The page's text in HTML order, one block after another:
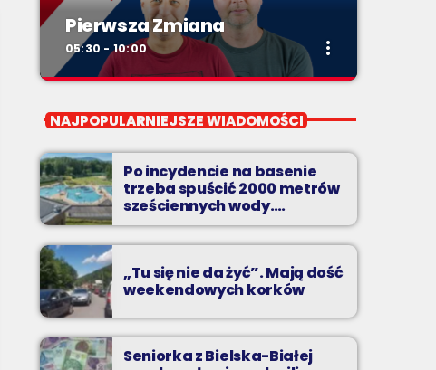
Pierwsza Zmiana
05:30 - 10:00 more_vert
Pierwsza Zmiana
Codziennie od poniedziałku do piątku od 5:30
do 10.
NAJPOPULARNIEJSZE WIADOMOŚCI
Po incydencie na basenie
trzeba spuścić 2000 metrów
sześciennych wody.
„Ogromne koszty i ogromna
praca”
„Tu się nie da żyć”. Mają dość
weekendowych korków
Seniorka z Bielska-Białej